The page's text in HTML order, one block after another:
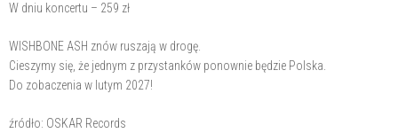
W dniu koncertu – 259 zł
WISHBONE ASH znów ruszają w drogę.
Cieszymy się, że jednym z przystanków ponownie będzie Polska.
Do zobaczenia w lutym 2027!
źródło: OSKAR Records